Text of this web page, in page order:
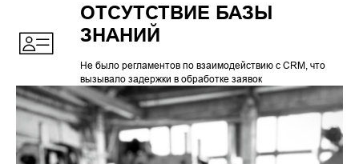
ОТСУТСТВИЕ БАЗЫ
ЗНАНИЙ
Не было регламентов по взаимодействию с CRM, что
вызывало задержки в обработке заявок